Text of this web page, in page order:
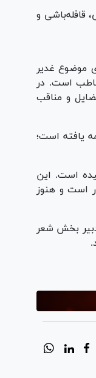
قافله‌باشی و
موضوع غدیر
است. در
و مناقب
یافته است؛
است. این
است و هنوز
بخش شعر